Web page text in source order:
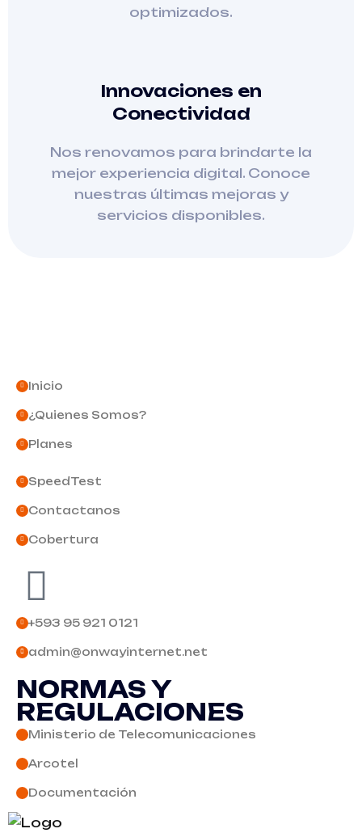
optimizados.
Innovaciones en
Conectividad
Nos renovamos para brindarte la
mejor experiencia digital. Conoce
nuestras últimas mejoras y
servicios disponibles.
Inicio
¿Quienes Somos?
Planes
SpeedTest
Contactanos
Cobertura
+593 95 921 0121
admin@onwayinternet.net
NORMAS Y
REGULACIONES
Ministerio de Telecomunicaciones
Arcotel
Documentación